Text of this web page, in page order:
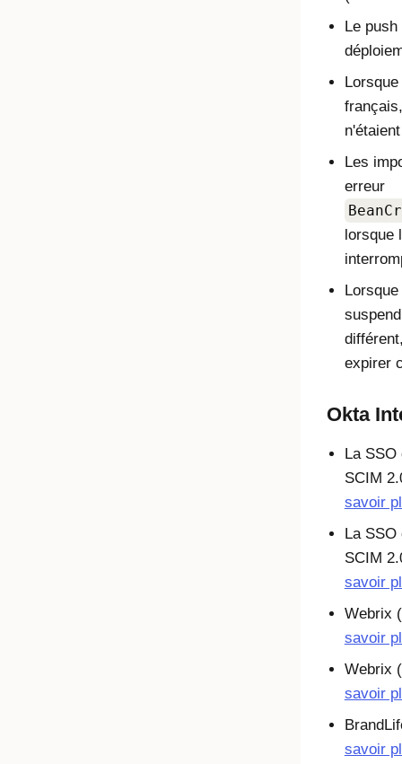
Le
Les
erreur
lorsque
expirer
Okta
La
SCIM
savoir
La
SCIM
savoir
Webrix
savoir
Webrix
savoir
savoir